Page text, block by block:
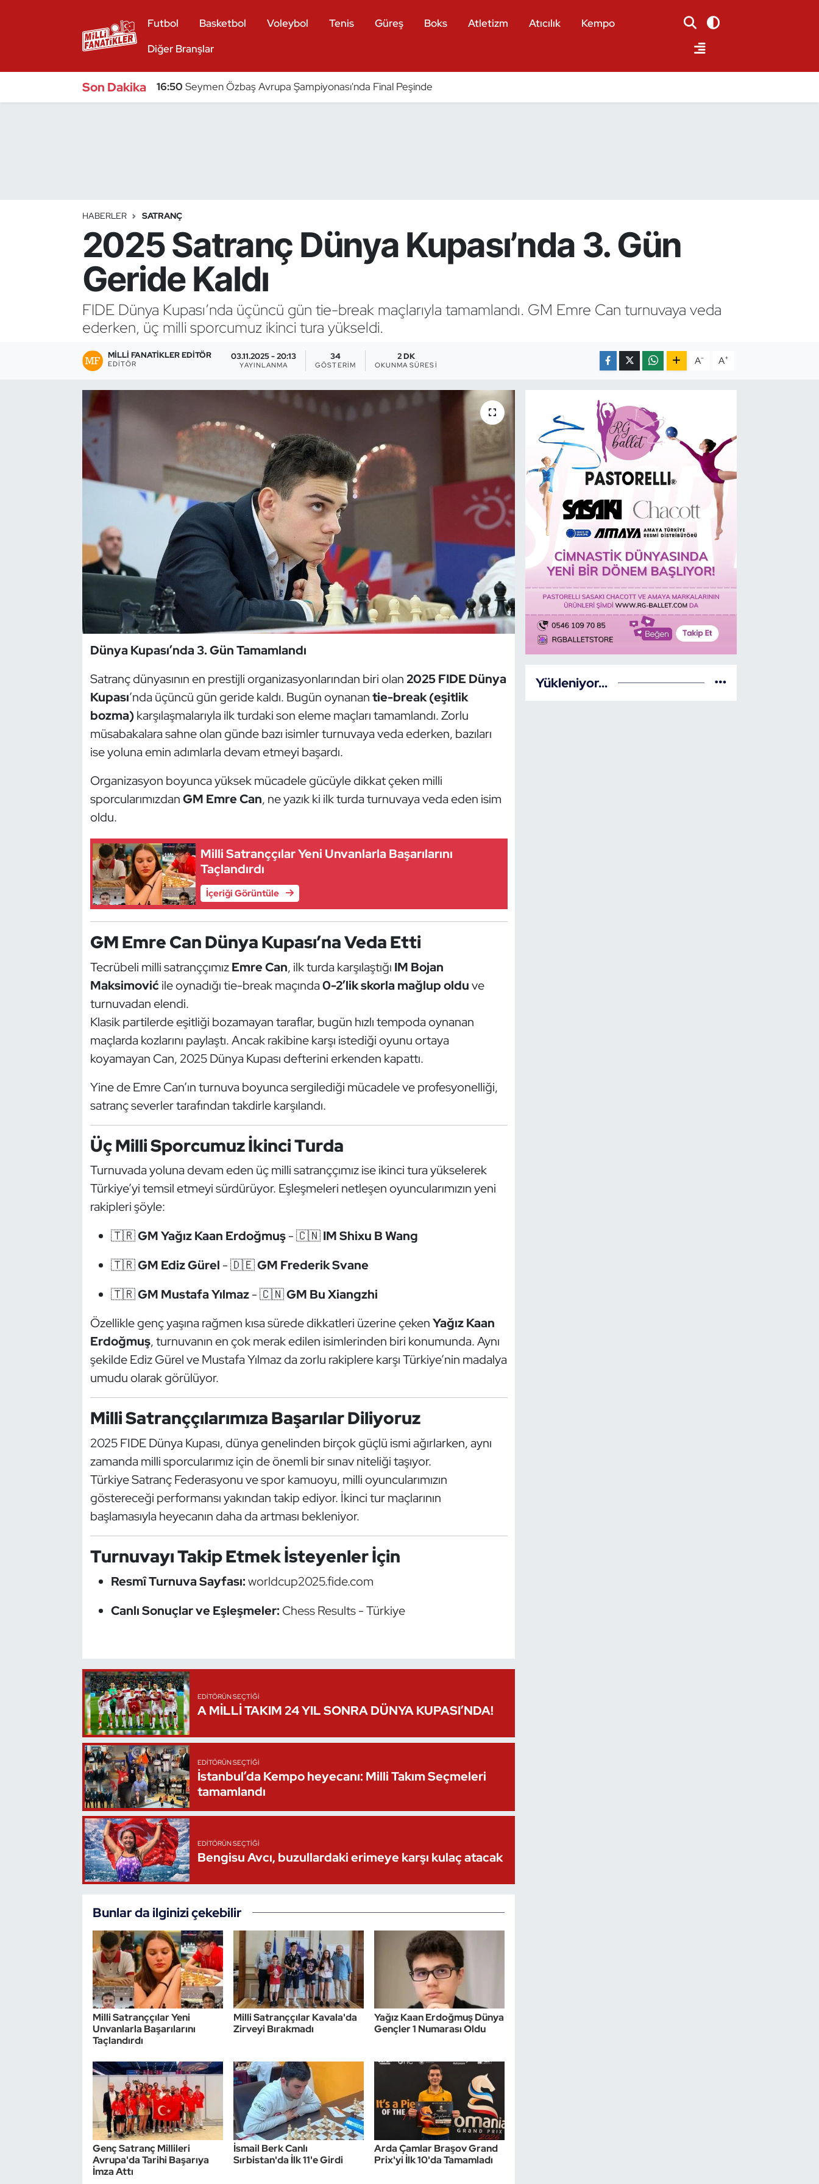
Futbol Basketbol Voleybol Tenis Güreş Boks Atletizm Atıcılık
Kempo
Diğer Branşlar
Son Dakika 16:50 Seymen Özbaş Avrupa Şampiyonası'nda Final Peşinde
HABERLER SATRANÇ
2025 Satranç Dünya Kupası’nda 3. Gün
Geride Kaldı
FIDE Dünya Kupası’nda üçüncü gün tie-break maçlarıyla tamamlandı. GM Emre Can turnuvaya veda
ederken, üç milli sporcumuz ikinci tura yükseldi.
MILLI FANATIKLER EDITÖR
EDITÖR
03.11.2025 - 20:13
YAYINLANMA
34
GÖSTERIM
2 DK
OKUNMA SÜRESI A- A+
Dünya Kupası’nda 3. Gün Tamamlandı
Satranç dünyasının en prestijli organizasyonlarından biri olan 2025 FIDE Dünya
Kupası’nda üçüncü gün geride kaldı. Bugün oynanantie-break (eşitlik
bozma)karşılaşmalarıyla ilk turdaki son eleme maçları tamamlandı. Zorlu
müsabakalara sahne olan günde bazı isimler turnuvaya veda ederken, bazıları
ise yoluna emin adımlarla devam etmeyi başardı.
Organizasyon boyunca yüksek mücadele gücüyle dikkat çeken milli
sporcularımızdanGM Emre Can, ne yazık ki ilk turda turnuvaya veda eden isim
oldu.
Milli Satranççılar Yeni Unvanlarla Başarılarını
Taçlandırdı
İçeriği Görüntüle
GM Emre Can Dünya Kupası’na Veda Etti
Tecrübeli milli satranççımızEmre Can, ilk turda karşılaştığı IM Bojan
Maksimovićile oynadığı tie-break maçında0-2’lik skorla mağlup olduve
turnuvadan elendi.
Klasik partilerde eşitliği bozamayan taraflar, bugün hızlı tempoda oynanan
maçlarda kozlarını paylaştı. Ancak rakibine karşı istediği oyunu ortaya
koyamayan Can, 2025 Dünya Kupası defterini erkenden kapattı.
Yine de Emre Can’ın turnuva boyunca sergilediği mücadele ve profesyonelliği,
satranç severler tarafından takdirle karşılandı.
Üç Milli Sporcumuz İkinci Turda
Turnuvada yoluna devam eden üç milli satranççımız ise ikinci tura yükselerek
Türkiye’yi temsil etmeyi sürdürüyor. Eşleşmeleri netleşen oyuncularımızın yeni
rakipleri şöyle:
🇹🇷GM Yağız Kaan Erdoğmuş- 🇨🇳IM Shixu B Wang
🇹🇷GM Ediz Gürel - 🇩🇪GM Frederik Svane
🇹🇷GM Mustafa Yılmaz- 🇨🇳GM Bu Xiangzhi
Özellikle genç yaşına rağmen kısa sürede dikkatleri üzerine çekenYağız Kaan
Erdoğmuş, turnuvanın en çok merak edilen isimlerinden biri konumunda. Aynı
şekilde Ediz Gürel ve Mustafa Yılmaz da zorlu rakiplere karşı Türkiye’nin madalya
umudu olarak görülüyor.
Milli Satranççılarımıza Başarılar Diliyoruz
2025 FIDE Dünya Kupası, dünya genelinden birçok güçlü ismi ağırlarken, aynı
zamanda milli sporcularımız için de önemli bir sınav niteliği taşıyor.
Türkiye Satranç Federasyonu ve spor kamuoyu, milli oyuncularımızın
göstereceği performansı yakından takip ediyor. İkinci tur maçlarının
başlamasıyla heyecanın daha da artması bekleniyor.
Turnuvayı Takip Etmek İsteyenler İçin
Resmî Turnuva Sayfası:worldcup2025.fide.com
Canlı Sonuçlar ve Eşleşmeler: Chess Results - Türkiye
EDITÖRÜN SEÇTIĞI
A MİLLİ TAKIM 24 YIL SONRA DÜNYA KUPASI’NDA!
EDITÖRÜN SEÇTIĞI
İstanbul’da Kempo heyecanı: Milli Takım Seçmeleri
tamamlandı
EDITÖRÜN SEÇTIĞI
Bengisu Avcı, buzullardaki erimeye karşı kulaç atacak
Bunlar da ilginizi çekebilir
Milli Satranççılar Yeni
Unvanlarla Başarılarını
Taçlandırdı
Milli Satranççılar Kavala'da
Zirveyi Bırakmadı
Yağız Kaan Erdoğmuş Dünya
Gençler 1 Numarası Oldu
Genç Satranç Millileri
Avrupa'da Tarihi Başarıya
İmza Attı
İsmail Berk Canlı
Sırbistan'da İlk 11'e Girdi
Arda Çamlar Braşov Grand
Prix'yi İlk 10'da Tamamladı
Yükleniyor...
Bocce Bowling Dart
Buz Hokeyi
Buz Pateni
Çim Hokeyi
Cimnastik
Dans Sporları
Dövüş Sanatı
Hava Sporları
İşitme Engelli Sporcular
Judo ve Kuraş
Kano ve Rafting
Modern Pentatlon
Oryantiring
Özel Sporcular
Vücut Geliştirme Fitness
Wushu Kungfu